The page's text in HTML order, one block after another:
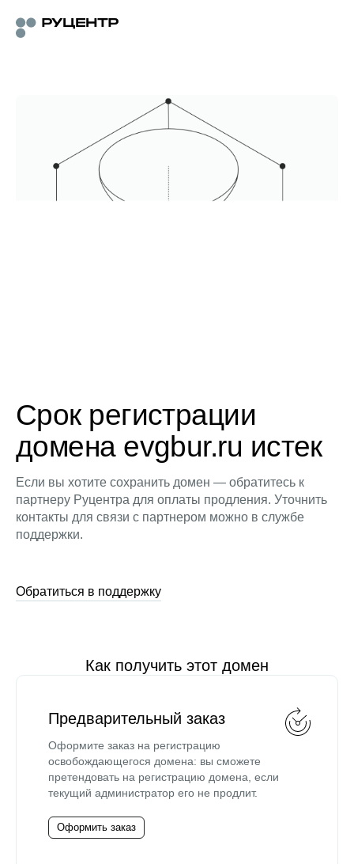
Срок регистрации
домена evgbur.ru истек
Если вы хотите сохранить домен — обратитесь к
партнеру Руцентра для оплаты продления. Уточнить
контакты для связи с партнером можно в службе
поддержки.
Обратиться в поддержку
Как получить этот домен
Предварительный заказ
Оформите заказ на регистрацию
освобождающегося домена: вы сможете
претендовать на регистрацию домена, если
текущий администратор его не продлит.
Оформить заказ